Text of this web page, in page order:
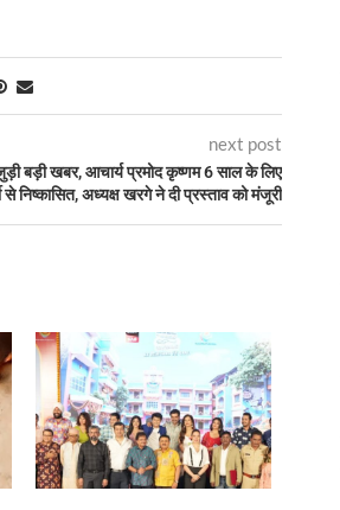
next post
बड़ी खबर, आचार्य प्रमोद कृष्णम 6 साल के लिए
से निष्कासित, अध्यक्ष खरगे ने दी प्रस्ताव को मंजूरी